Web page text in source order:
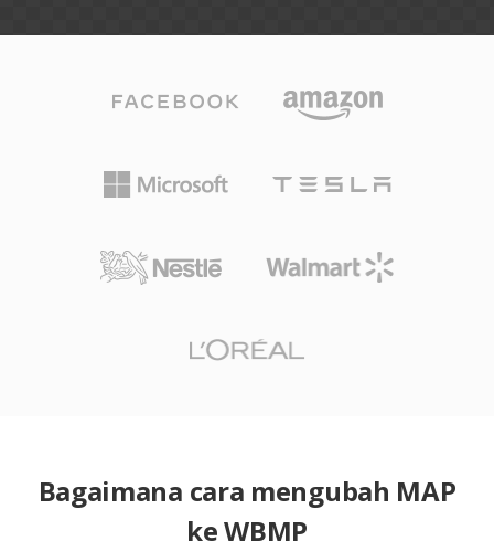
Bagaimana cara mengubah MAP
ke WBMP